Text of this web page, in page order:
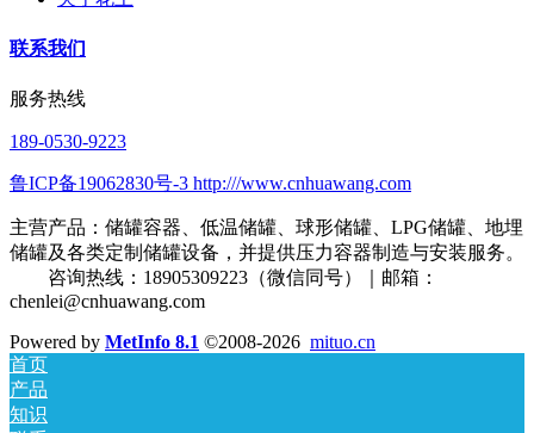
联系我们
服务热线
189-0530-9223
鲁ICP备19062830号-3 http:///www.cnhuawang.com
主营产品：储罐容器、低温储罐、球形储罐、LPG储罐、地埋
储罐及各类定制储罐设备，并提供压力容器制造与安装服务。
咨询热线：18905309223（微信同号）｜邮箱：
chenlei@cnhuawang.com
Powered by MetInfo 8.1 ©2008-2026 mituo.cn
首页
产品
知识